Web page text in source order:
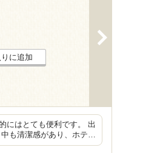
に追加
にはとても便利です。 出
も清潔感があり、ホテ…